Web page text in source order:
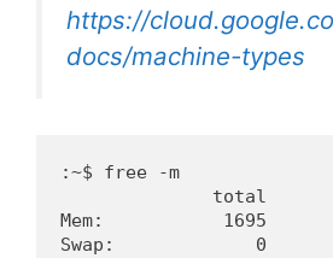
https://
docs/machine-types
:~$ free -m
total
Mem:           1695
Swap:             0